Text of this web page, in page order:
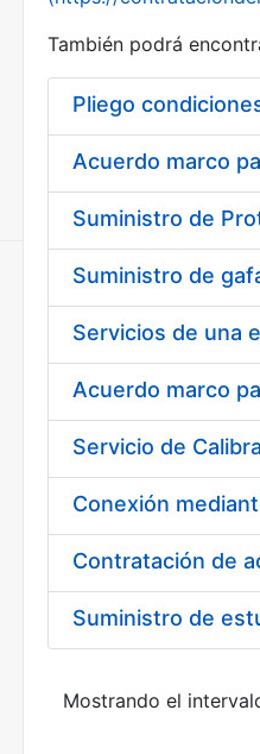
Mostrar/Ocultar
También podrá
Pliego
Acuerdo marco
Acuerdo marco
Suministro de
Mostrando el